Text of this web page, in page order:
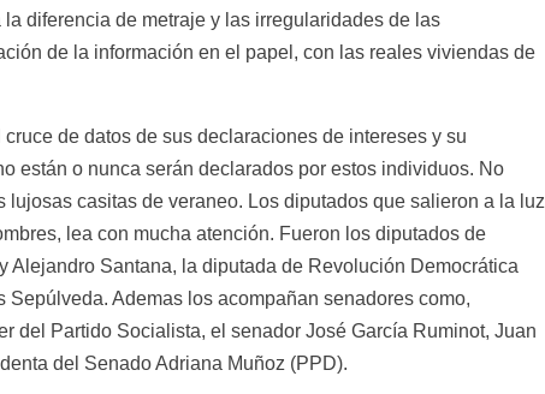
diferencia de metraje y las irregularidades de las
de la información en el papel, con las reales viviendas de
de datos de sus declaraciones de intereses y su
están o nunca serán declarados por estos individuos. No
casitas de veraneo. Los diputados que salieron a la luz
lea con mucha atención. Fueron los diputados de
Santana, la diputada de Revolución Democrática
Ademas los acompañan senadores como,
del Partido Socialista, el senador José García Ruminot, Juan
del Senado Adriana Muñoz (PPD).